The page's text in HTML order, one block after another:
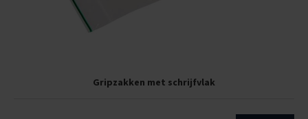
Gripzakken met schrijfvlak